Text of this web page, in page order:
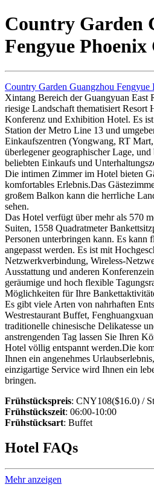
Country Garden
Fengyue
Country Garden Guangzhou
Xintang Bereich der Guangyuan East
riesige Landschaft thematisiert Resort
Konferenz und Exhibition Hotel. Es
Station der Metro Line 13 und
Einkaufszentren (Yongwang, RT
überlegener geographischer Lage,
beliebten Einkaufs und
Die intimen Zimmer im Hotel bieten
komfortables Erlebnis.Das
großem Balkon kann die herrliche
sehen.
Das Hotel verfügt über mehr als 570
Suiten, 1558 Quadratmeter
Personen unterbringen kann. Es kann
angepasst werden. Es ist mit
Netzwerkverbindung, Wireless-
Ausstattung und anderen
geräumige und hoch flexible
Möglichkeiten für Ihre
Es gibt viele Arten von nahrhaften
Westrestaurant Buffet,
traditionelle chinesische Delikatesse
anstrengenden Tag lassen Sie Ihren
Hotel völlig entspannt werden.Die
Ihnen ein angenehmes
einzigartige Service wird Ihnen ein
bringen.
Frühstückspreis: CNY108($16.0) /
Frühstückszeit: 06:00-10:00
Frühstücksart: Buffet
Hotel FAQs
Mehr anzeigen